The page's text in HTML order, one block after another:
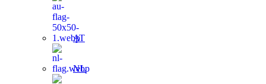
AT
NL